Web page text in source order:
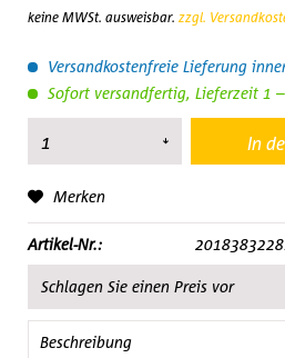
keine MWSt. ausweisbar. zzgl.
Versandkostenfreie Lieferung
Sofort versandfertig, Lieferzeit 1
In
Merken
Artikel-Nr.:
Schlagen Sie einen Preis vor
Beschreibung